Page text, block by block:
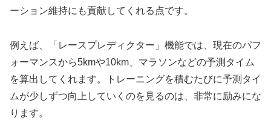
ーション維持にも貢献してくれる点です。
例えば、「レースプレディクター」機能では、現在のパフ
ォーマンスから5kmや10km、マラソンなどの予測タイム
を算出してくれます。トレーニングを積むたびに予測タイ
ムが少しずつ向上していくのを見るのは、非常に励みにな
ります。